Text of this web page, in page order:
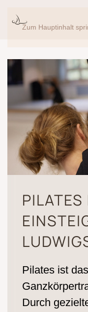
Zum Hauptinhalt
PILATES
Pilates ist
Durch